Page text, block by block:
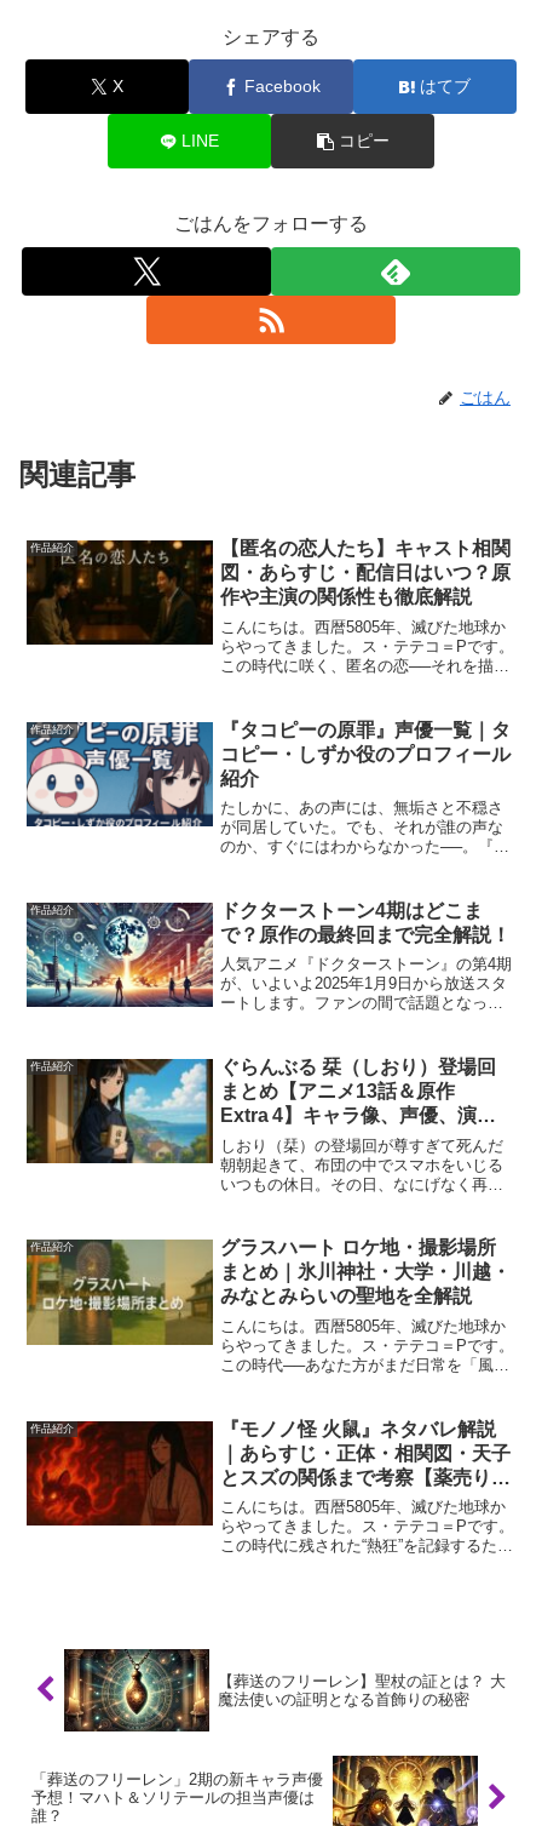
シェアする
X Facebook はてブ
LINE コピー
ごはんをフォローする
ごはん
関連記事
作品紹介
【匿名の恋人たち】キャスト相関
図・あらすじ・配信日はいつ？原
作や主演の関係性も徹底解説
こんにちは。西暦5805年、滅びた地球か
らやってきました。ス・テテコ＝Pです。
この時代に咲く、匿名の恋──それを描い
で「小栗旬とハン・ヒョジュが共演して
るって本...
作品紹介
『タコピーの原罪』声優一覧｜タ
コピー・しずか役のプロフィール
紹介
たしかに、あの声には、無垢さと不穏さ
が同居していた。でも、それが誰の声な
のか、すぐにはわからなかった──。『タ
った人のために、今回はキャスト情報を
丁寧に整理してみた...
作品紹介
ドクターストーン4期はどこま
で？原作の最終回まで完全解説！
人気アニメ『ドクターストーン』の第4期
が、いよいよ2025年1月9日から放送スタ
ートします。ファンの間で話題となって
は、ドクターストーン4期がどのエピソー
ドから始まり...
作品紹介
ぐらんぶる 栞（しおり）登場回
まとめ【アニメ13話＆原作
Extra 4】キャラ像、声優、演出
に迫る！
しおり（栞）の登場回が尊すぎて死んだ
朝朝起きて、布団の中でスマホをいじる
いつもの休日。その日、なにげなく再生
——妹・北原栞（しおり）の登場であ
る。ぐらんぶるといえば、...
作品紹介
グラスハート ロケ地・撮影場所
まとめ｜氷川神社・大学・川越・
みなとみらいの聖地を全解説
こんにちは。西暦5805年、滅びた地球か
らやってきました。ス・テテコ＝Pです。
この時代──あなた方がまだ日常を「風
した。ドラマ『グラスハート』もまた、
その一片です。氷川...
作品紹介
『モノノ怪 火鼠』ネタバレ解説
｜あらすじ・正体・相関図・天子
とスズの関係まで考察【薬売りが
許せない理由とは】
こんにちは。西暦5805年、滅びた地球か
らやってきました。ス・テテコ＝Pです。
この時代に残された“熱狂”を記録するた
【葬送のフリーレン】聖杖の証とは？ 大
魔法使いの証明となる首飾りの秘密
「葬送のフリーレン」2期の新キャラ声優
予想！マハト＆ソリテールの担当声優は
誰？